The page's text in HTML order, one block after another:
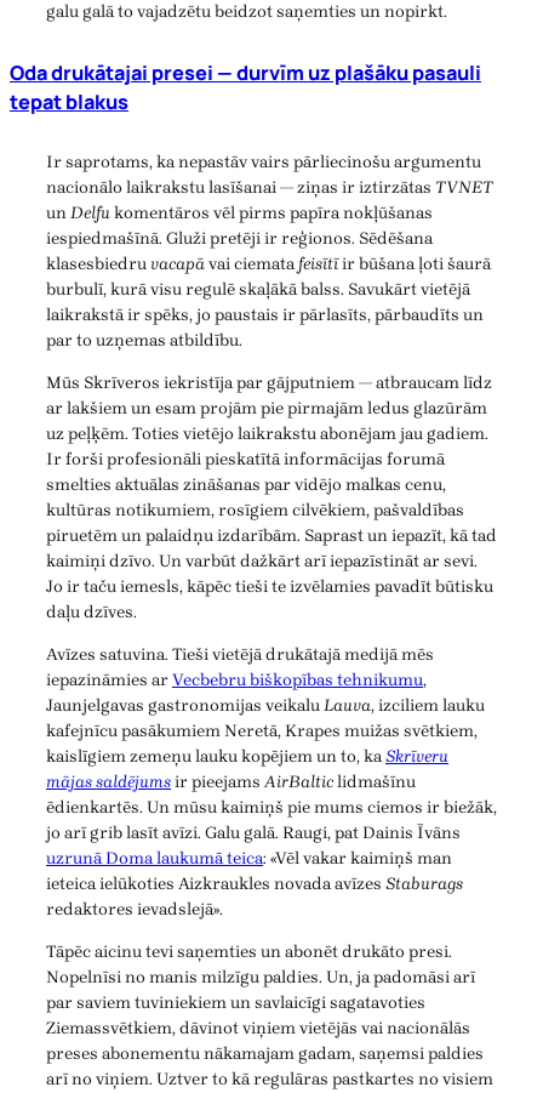
galu galā to vajadzētu beidzot saņemties un nopirkt.
Oda drukātajai presei — durvīm uz plašāku pasauli
tepat blakus
Ir saprotams, ka nepastāv vairs pārliecinošu argumentu
nacionālo laikrakstu lasīšanai — ziņas ir iztirzātas TVNET
unDelfukomentāros vēl pirms papīra nokļūšanas
iespiedmašīnā. Gluži pretēji ir reģionos. Sēdēšana
klasesbiedruvacapāvai ciematafeisītīir būšana ļoti šaurā
burbulī, kurā visu regulē skaļākā balss. Savukārt vietējā
laikrakstā ir spēks, jo paustais ir pārlasīts, pārbaudīts un
par to uzņemas atbildību.
Mūs Skrīveros iekristīja par gājputniem — atbraucam līdz
ar lakšiem un esam projām pie pirmajām ledus glazūrām
uz peļķēm. Toties vietējo laikrakstu abonējam jau gadiem.
Ir forši profesionāli pieskatītā informācijas forumā
smelties aktuālas zināšanas par vidējo malkas cenu,
kultūras notikumiem, rosīgiem cilvēkiem, pašvaldības
piruetēm un palaidņu izdarībām. Saprast un iepazīt, kā tad
kaimiņi dzīvo. Un varbūt dažkārt arī iepazīstināt ar sevi.
Jo ir taču iemesls, kāpēc tieši te izvēlamies pavadīt būtisku
daļu dzīves.
Avīzes satuvina. Tieši vietējā drukātajā medijā mēs
iepazināmies arVecbebru biškopības tehnikumu,
Jaunjelgavas gastronomijas veikaluLauva, izciliem lauku
kafejnīcu pasākumiem Neretā, Krapes muižas svētkiem,
kaislīgiem zemeņu lauku kopējiem un to, kaSkrīveru
mājas saldējumsir pieejamsAirBalticlidmašīnu
ēdienkartēs. Un mūsu kaimiņš pie mums ciemos ir biežāk,
jo arī grib lasīt avīzi. Galu galā. Raugi, pat Dainis Īvāns
uzrunā Doma laukumā teica: «Vēl vakar kaimiņš man
ieteica ielūkoties Aizkraukles novada avīzes Staburags
redaktores ievadslejā».
Tāpēc aicinu tevi saņemties un abonēt drukāto presi.
Nopelnīsi no manis milzīgu paldies. Un, ja padomāsi arī
par saviem tuviniekiem un savlaicīgi sagatavoties
Ziemassvētkiem, dāvinot viņiem vietējās vai nacionālās
preses abonementu nākamajam gadam, saņemsi paldies
arī no viņiem. Uztver to kā regulāras pastkartes no visiem